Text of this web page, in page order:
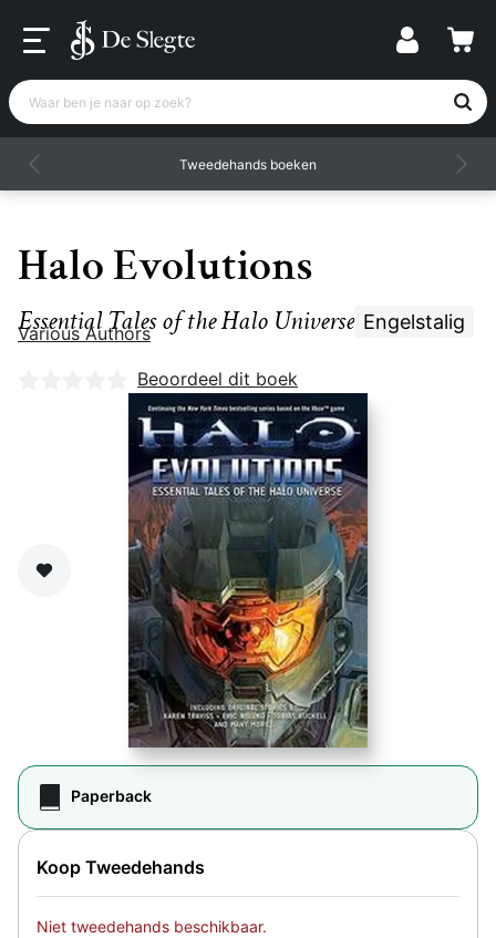
Waar ben je naar op zoek?
Tweedehands boeken
Halo Evolutions
Essential Tales of the Halo Universe Engelstalig
Various Authors
Nog geen beoordelingen
Beoordeel dit boek
Zet op verlanglijst
Paperback
Koop Tweedehands
Niet tweedehands beschikbaar.